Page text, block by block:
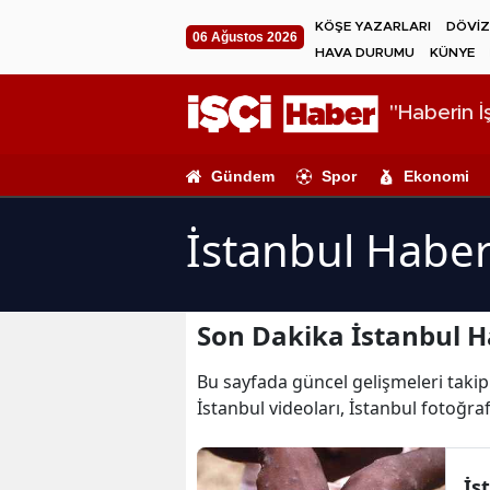
06 Ağustos 2026
KÖŞE YAZARLARI
HAVA DURUMU
KÜNYE
"Haberin
Gündem Spor Ekonomi
İstanbul
Son Dakika İstanbul
Bu sayfada güncel gelişmeleri
İstanbul videoları, İstanbul